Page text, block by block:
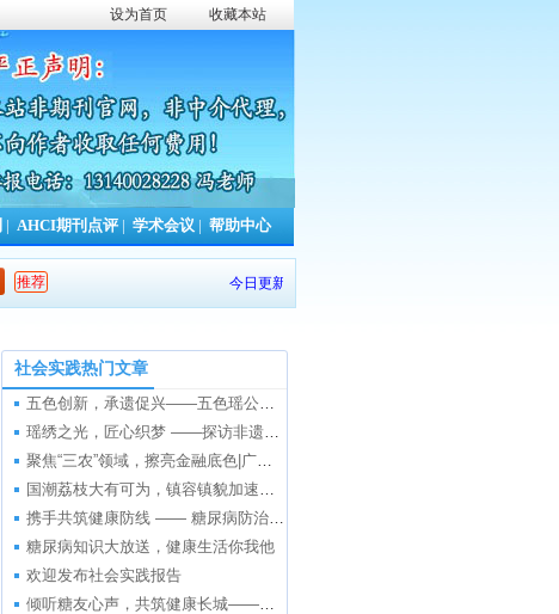
设为首页 收藏本站
AHCI期刊点评 学术会议 帮助中心
推荐 今日更新期刊信息
社会实践热门文章
五色创新，承遗促兴——五色瑶公司专访
瑶绣之光，匠心织梦 ——探访非遗瑶绣传承人赵腊婢的坚守之路
聚焦“三农”领域，擦亮金融底色|广东财经大学师生赴大石头村调研交流
国潮荔枝大有可为，镇容镇貌加速出圈|广东财经大学师生赴化州市合江人民政府调研交流
携手共筑健康防线 —— 糖尿病防治知识宣讲社会实践活动圆满举行
糖尿病知识大放送，健康生活你我他
欢迎发布社会实践报告
倾听糖友心声，共筑健康长城——糖尿病宣讲调研温暖开展